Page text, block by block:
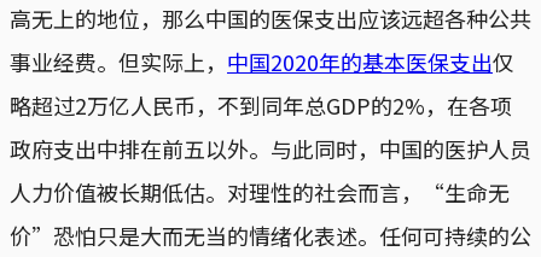
高无上的地位，那么中国的医保支出应该远超各种公共
事业经费。但实际上， 中国2020年的基本医保支出仅
略超过2万亿人民币，不到同年总GDP的2%，在各项
政府支出中排在前五以外。与此同时，中国的医护人员
人力价值被长期低估。对理性的社会而言，“生命无
价”恐怕只是大而无当的情绪化表述。任何可持续的公